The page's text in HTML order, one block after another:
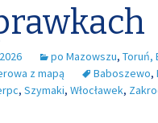
po Mazowszu, Toruń,
z mapą
Baboszewo,
, Szymaki, Włocławek,